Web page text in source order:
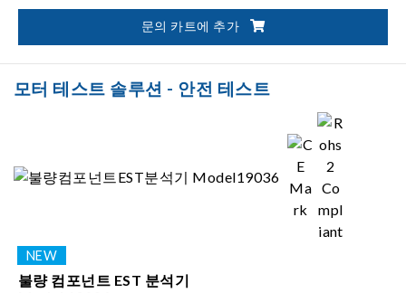
문의 카트에 추가
모터 테스트 솔루션 - 안전 테스트
불량 컴포넌트 EST 분석기